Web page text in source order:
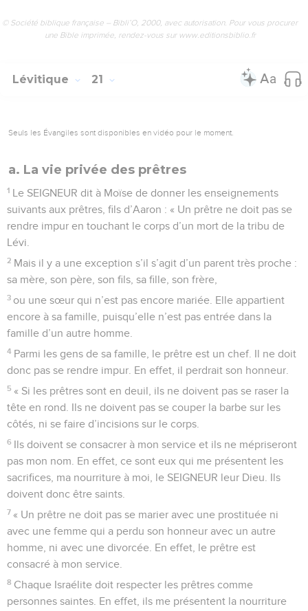
© Société biblique française – Bibli’O, 2000, avec autorisation. Pour vous procurer
une Bible imprimée, rendez-vous sur www.editionsbiblio.fr
Lévitique 21
Seuls les Évangiles sont disponibles en vidéo pour le moment.
a. La vie privée des prêtres
1 Le SEIGNEUR dit à Moïse de donner les enseignements
suivants aux prêtres, fils d’Aaron : « Un prêtre ne doit pas se
rendre impur en touchant le corps d’un mort de la tribu de
Lévi.
2 Mais il y a une exception s’il s’agit d’un parent très proche :
sa mère, son père, son fils, sa fille, son frère,
3 ou une sœur qui n’est pas encore mariée. Elle appartient
encore à sa famille, puisqu’elle n’est pas entrée dans la
famille d’un autre homme.
4 Parmi les gens de sa famille, le prêtre est un chef. Il ne doit
donc pas se rendre impur. En effet, il perdrait son honneur.
5 « Si les prêtres sont en deuil, ils ne doivent pas se raser la
tête en rond. Ils ne doivent pas se couper la barbe sur les
côtés, ni se faire d’incisions sur le corps.
6 Ils doivent se consacrer à mon service et ils ne mépriseront
pas mon nom. En effet, ce sont eux qui me présentent les
sacrifices, ma nourriture à moi, le SEIGNEUR leur Dieu. Ils
doivent donc être saints.
7 « Un prêtre ne doit pas se marier avec une prostituée ni
avec une femme qui a perdu son honneur avec un autre
homme, ni avec une divorcée. En effet, le prêtre est
consacré à mon service.
8 Chaque Israélite doit respecter les prêtres comme
personnes saintes. En effet, ils me présentent la nourriture